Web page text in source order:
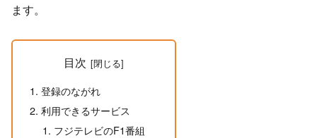
ます。
目次
登録のながれ
利用できるサービス
フジテレビのF1番組